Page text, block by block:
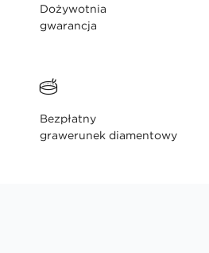
Dożywotnia
gwarancja
Bezpłatny
grawerunek diamentowy